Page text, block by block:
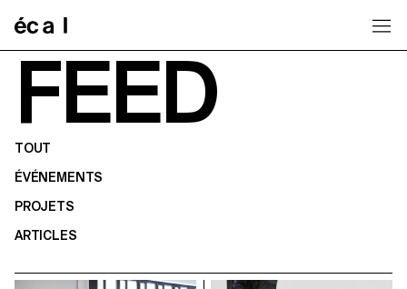
FEED
TOUT
ÉVÉNEMENTS
PROJETS
ARTICLES